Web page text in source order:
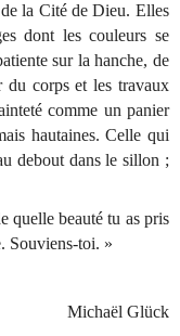
la Cité de Dieu. Elles
dont les couleurs se
sur la hanche, de
du corps et les travaux
comme un panier
hautaines. Celle qui
debout dans le sillon ;
quelle beauté tu as pris
Souviens-toi. »
Michaël Glück